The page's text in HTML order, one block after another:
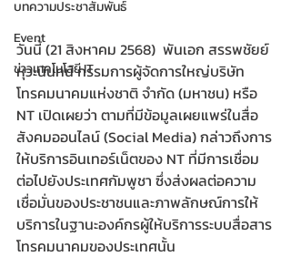
บทความประชาสัมพันธ์
Event
ข่าวเทคโนโลยี IT
วันนี้ (21 สิงหาคม 2568)  พันเอก สรรพชัยย์
หุวะนันทน์ กรรมการผู้จัดการใหญ่บริษัท
โทรคมนาคมแห่งชาติ จำกัด (มหาชน) หรือ
NT เปิดเผยว่า ตามที่มีข้อมูลเผยแพร่ในสื่อ
สังคมออนไลน์ (Social Media) กล่าวถึงการ
ให้บริการอินเทอร์เน็ตของ NT ที่มีการเชื่อม
ต่อไปยังประเทศกัมพูชา ซึ่งส่งผลต่อความ
เชื่อมั่นของประชาชนและภาพลักษณ์การให้
บริการในฐานะองค์กรผู้ให้บริการระบบสื่อสาร
โทรคมนาคมของประเทศนั้น